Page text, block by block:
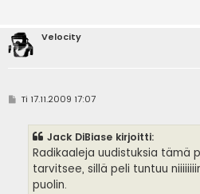
Velocity
VTi 17.11.2009 17:07
Jack DiBiase kirjoitti:
Radikaaleja uudistuksia tämä
tarvitsee, sillä peli tuntuu
puolin.